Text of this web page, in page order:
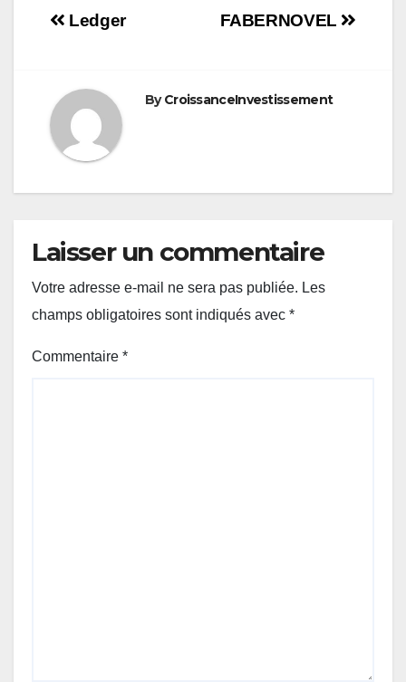
Navigation
l’article
FABERNOVEL
Ledger
ByCroissanceInvestissement
Laisser un commentaire
Votre adresse e-mail ne sera pas publiée. Les
champs obligatoires sont indiqués avec *
Commentaire *